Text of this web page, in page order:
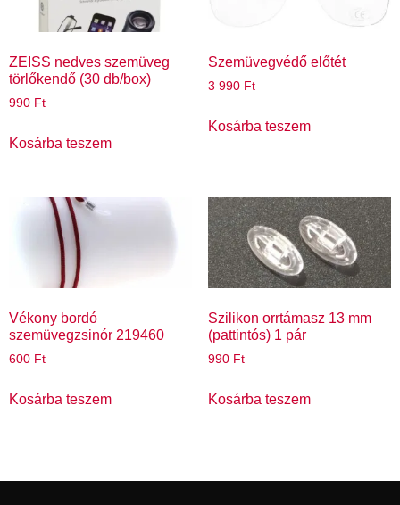
ZEISS nedves szemüveg
törlőkendő (30 db/box)
990 Ft
Kosárba teszem
Szemüvegvédő előtét
3 990 Ft
Kosárba teszem
Vékony bordó
szemüvegzsinór 219460
600 Ft
Kosárba teszem
Szilikon orrtámasz 13 mm
(pattintós) 1 pár
990 Ft
Kosárba teszem